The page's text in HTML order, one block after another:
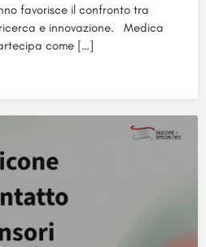
favorisce il confronto tra
e innovazione. Medica
come […]